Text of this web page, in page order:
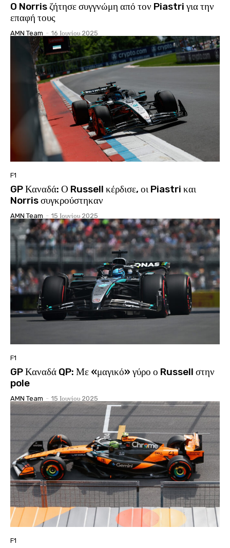
O Norris ζήτησε συγγνώμη από τον Piastri για την
επαφή τους
AMN Team - 16 Ιουνίου 2025
F1
GP Καναδά: Ο Russell κέρδισε, οι Piastri και
Norris συγκρούστηκαν
AMN Team - 15 Ιουνίου 2025
F1
GP Καναδά QP: Με «μαγικό» γύρο ο Russell στην
pole
AMN Team - 15 Ιουνίου 2025
F1